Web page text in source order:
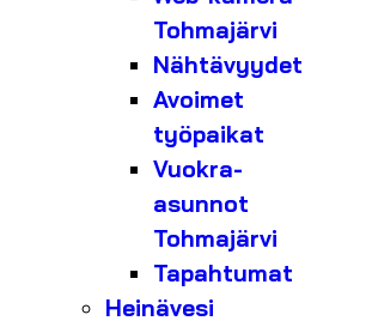
Tohmajärvi
Nähtävyydet
Avoimet
työpaikat
Vuokra-
asunnot
Tohmajärvi
Tapahtumat
Heinävesi